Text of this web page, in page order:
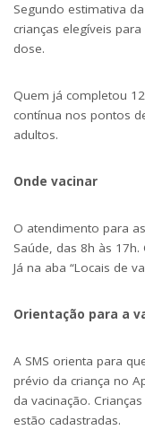
Segundo estimativa
crianças elegíveis
dose.
Quem já completou
contínua nos pontos
adultos.
Onde vacinar
O atendimento para
Saúde, das 8h às
Já na aba “Locais de
Orientação para a
A SMS orienta para
prévio da criança no
da vacinação.
estão cadastradas.